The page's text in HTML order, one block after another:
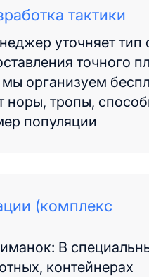
тактики
уточняет тип
точного
организуем
норы, тропы,
популяции
(комплекс
В
контейнерах